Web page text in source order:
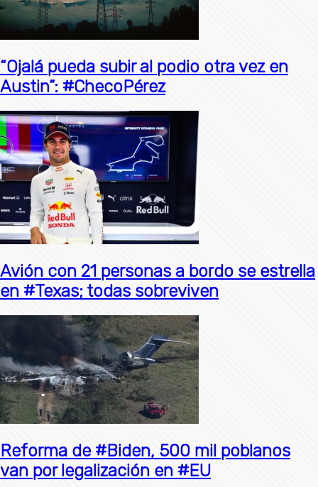
“Ojalá pueda subir al podio otra vez en
Austin”: #ChecoPérez
Avión con 21 personas a bordo se estrella
en #Texas; todas sobreviven
Reforma de #Biden, 500 mil poblanos
van por legalización en #EU